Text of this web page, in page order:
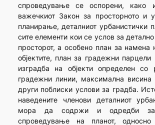
спроведување се оспорени,
важечкиот Закон за просторното и
планирање, деталниот урбанистички
сите елементи кои се услов за
просторот, а особено план за намена
објектите, план за градежни
изградба на објекти определен со
градежни линии, максимална висина
други поблиски услови за градба.
наведените членови деталниот
мора да содржи и одредби
спроведување на планот,